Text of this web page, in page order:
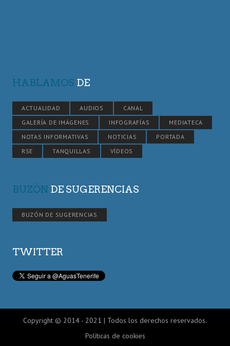
HABLAMOS DE
ACTUALIDAD AUDIOS
CANAL
GALERÍA DE IMÁGENES
INFOGRAFÍAS
MEDIATECA
NOTAS INFORMATIVAS
NOTICIAS
PORTADA
RSE
TANQUILLAS VÍDEOS
BUZÓN DE SUGERENCIAS
BUZÓN DE SUGERENCIAS
TWITTER
Copyright © 2014 - 2021 | Todos los derechos reservados.
Políticas de cookies